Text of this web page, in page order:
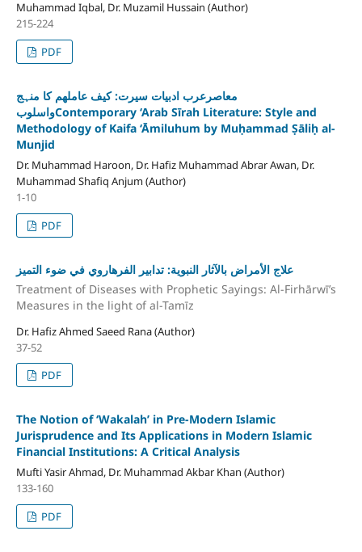
Muhammad Iqbal, Dr. Muzamil Hussain (Author)
215-224
PDF
معاصرعرب ادبیات سیرت: کیف عاملھم کا منہج
واسلوبContemporary ‘Arab Sīrah Literature: Style and
Methodology of Kaifa ‘Āmiluhum by Muḥammad Ṣāliḥ al-
Munjid
Dr. Muhammad Haroon, Dr. Hafiz Muhammad Abrar Awan, Dr.
Muhammad Shafiq Anjum (Author)
1-10
PDF
علاج الأمراض بالآثار النبوية: تدابير الفرهاروي في ضوء التميز
Treatment of Diseases with Prophetic Sayings: Al-Firhārwī’s
Measures in the light of al-Tamīz
Dr. Hafiz Ahmed Saeed Rana (Author)
37-52
PDF
The Notion of ‘Wakalah’ in Pre-Modern Islamic
Jurisprudence and Its Applications in Modern Islamic
Financial Institutions: A Critical Analysis
Mufti Yasir Ahmad, Dr. Muhammad Akbar Khan (Author)
133-160
PDF